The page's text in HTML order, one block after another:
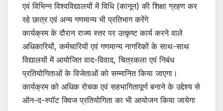
एवं विभिन्न विश्वविद्यालयों में विधि (कानून) की शिक्षा ग्रहण कर
रहे छात्र एवं अन्य गणमान्य भी प्रतिभाग करेंगे
कार्यक्रम के दौरान राज्य स्तर पर उत्कृष्ट कार्य करने वाले
अधिकारियों, कर्मचारियों एवं गणमान्य नागरिकों के साथ-साथ
विद्यालयों में आयोजित वाद-विवाद, चित्रकला एवं निबंध
प्रतियोगिताओं के विजेताओं को सम्मानित किया जाएगा।
कार्यक्रम को अधिक रोचक एवं सहभागितापूर्ण बनाने के उद्देश्य से
ऑन-द-स्पॉट क्विज प्रतियोगिता का भी आयोजन किया जायेगा